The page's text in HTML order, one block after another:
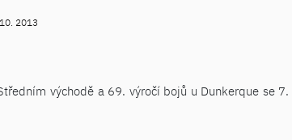
2013
východě a 69. výročí bojů u Dunkerque se